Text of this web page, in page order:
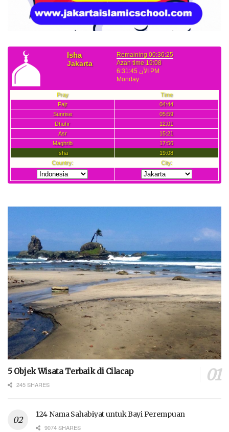
5 Objek Wisata Terbaik di Cilacap
245 SHARES
124 Nama Sahabiyat untuk Bayi Perempuan
9074 SHARES